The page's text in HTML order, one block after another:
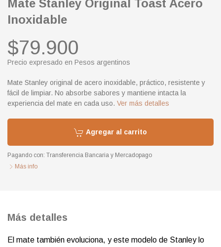
Mate Stanley Original Toast Acero
Inoxidable
$79.900
Precio expresado en Pesos argentinos
Mate Stanley original de acero inoxidable, práctico, resistente y
fácil de limpiar. No absorbe sabores y mantiene intacta la
experiencia del mate en cada uso. Ver más detalles
Agregar al carrito
Pagando con: Transferencia Bancaria y Mercadopago
Más info
Más detalles
El mate también evoluciona, y este modelo de Stanley lo